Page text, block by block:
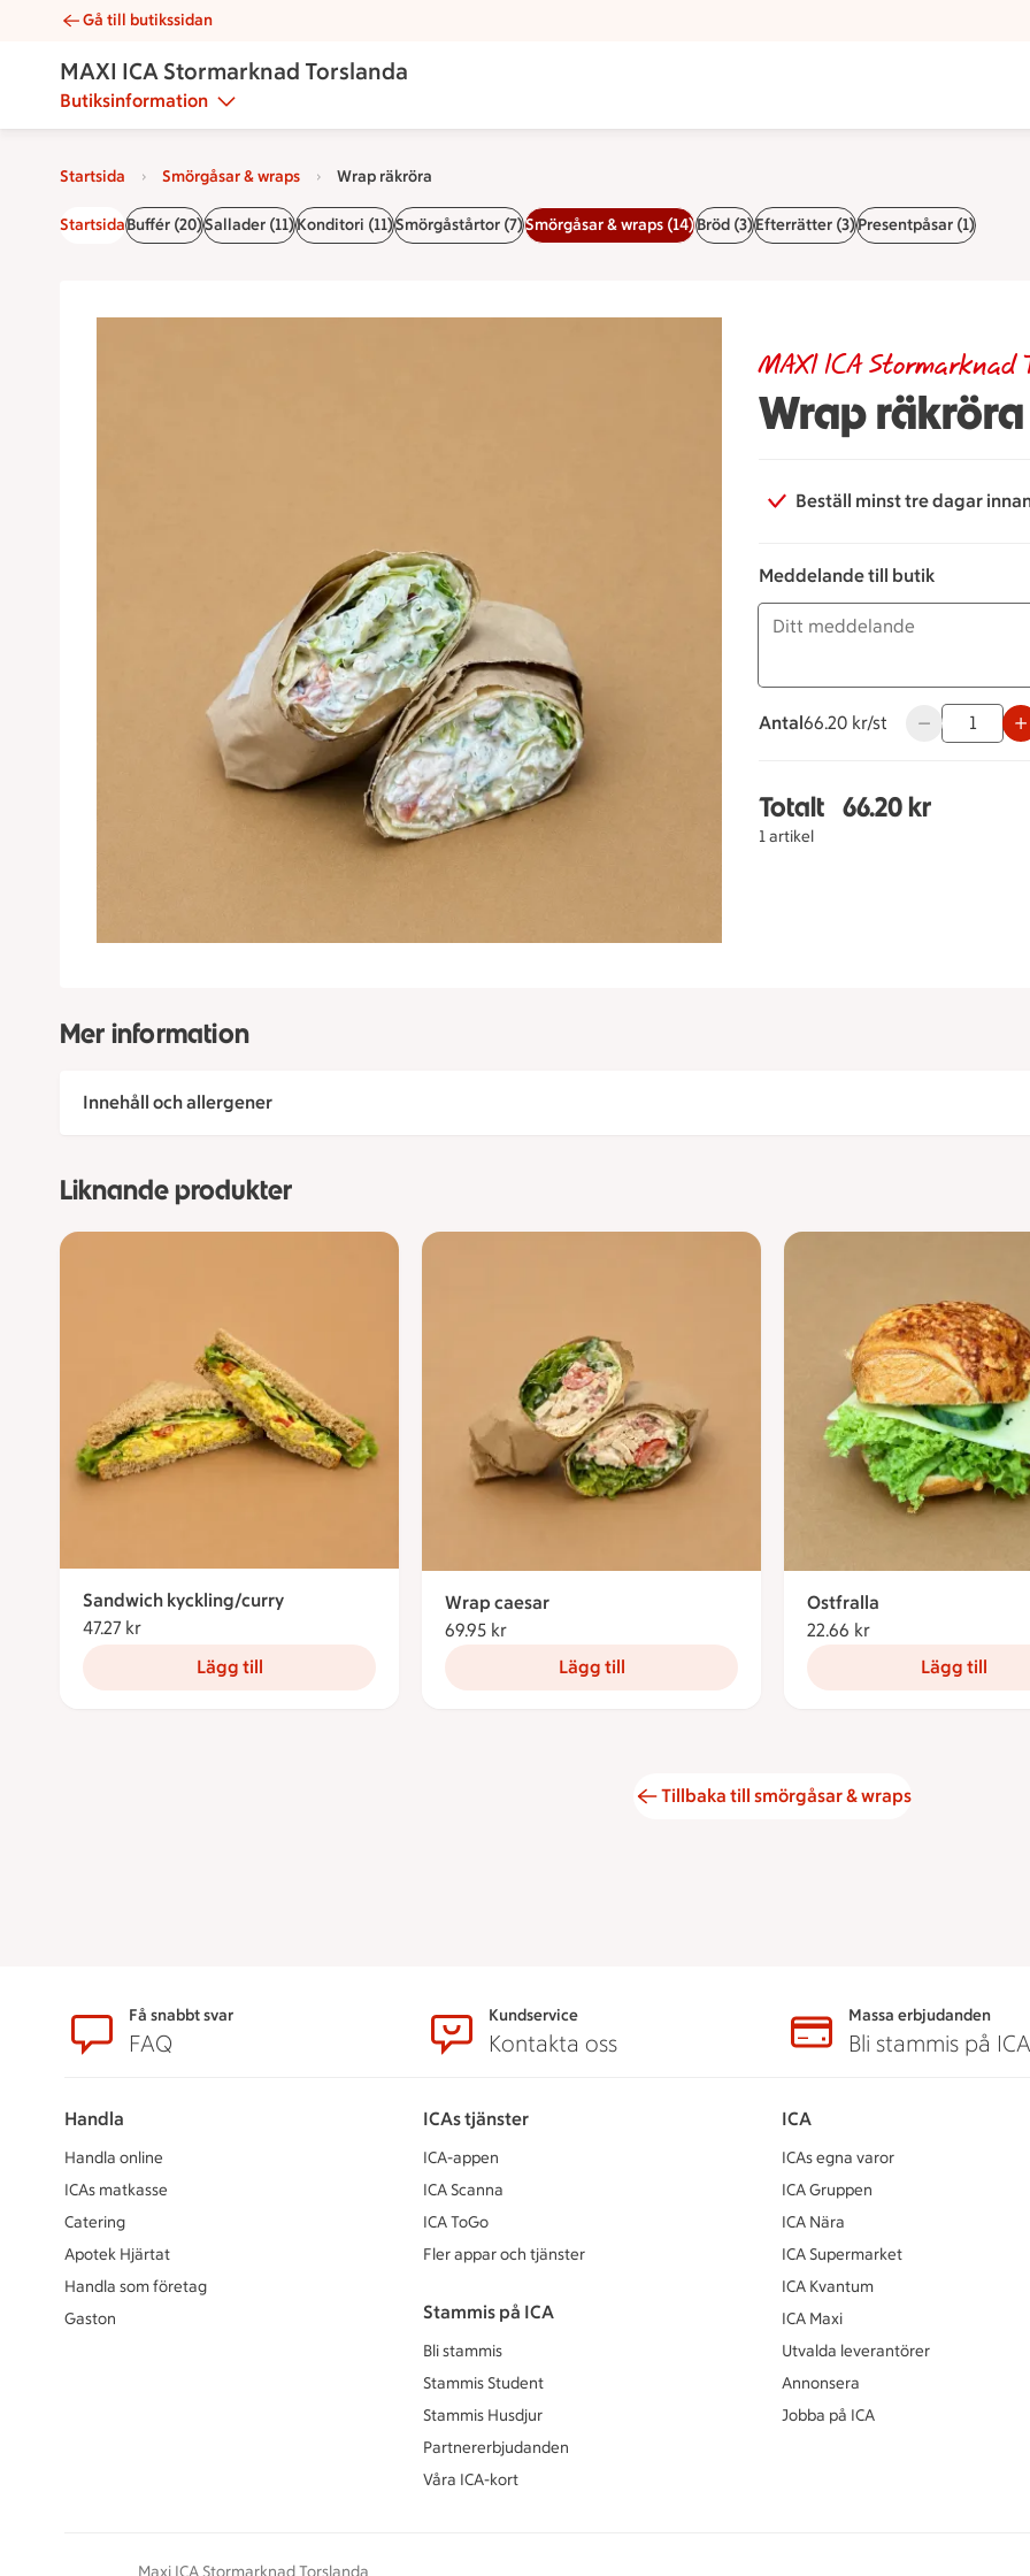
Wrap räkröra | Catering MAXI ICA Stormarknad Torslanda
Gå till butikssidan
MAXI ICA Stormarknad Torslanda
Butiksinformation
Startsida Smörgåsar & wraps Wrap räkröra
StartsidaBuffér (20)Sallader (11)Konditori (11)Smörgåstårtor (7)Smörgåsar & wraps (14)Bröd (3)Efterrätter (3)Presentpåsar (1)
Wrap räkröra
MAXI ICA Stormarknad
Beställ minst tre dagar
Meddelande till butik
Antal
66.20 kronor styck
66.20 kr/st Använd
Totalt
1 artikel
Totalt 1 stycken Wrap
66.20 kr
Mer information
Innehåll och allergener
Liknande produkter
Sandwich kyckling/curry
47.27 kr
Lägg till
Wrap caesar
69.95 kr
Lägg till
Ostfralla
22.66 kr
Lägg till
Tillbaka till smörgåsar & wraps
SidfotFå snabbt svar
FAQ
Kundservice
Kontakta oss
Massa erbjudanden
Bli stammis på ICA
Handla
Handla online
ICAs matkasse
Catering
Apotek Hjärtat
Handla som företag
Gaston
ICAs tjänster
ICA-appen
ICA Scanna
ICA ToGo
Fler appar och tjänster
Stammis på ICA
Bli stammis
Stammis Student
Stammis Husdjur
Partnererbjudanden
Våra ICA-kort
ICA
ICAs egna varor
ICA Gruppen
ICA Nära
ICA Supermarket
ICA Kvantum
ICA Maxi
Utvalda leverantörer
Annonsera
Jobba på ICA
Maxi ICA Stormarknad Torslanda